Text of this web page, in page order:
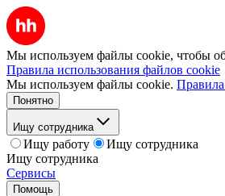
Мы используем файлы cookie, чтобы
Правила использования файлов cookie
Мы используем файлы cookie.
Понятно
Ищу сотрудника
Ищу работу
Ищу сотрудника
Ищу сотрудника
Сервисы
Помощь